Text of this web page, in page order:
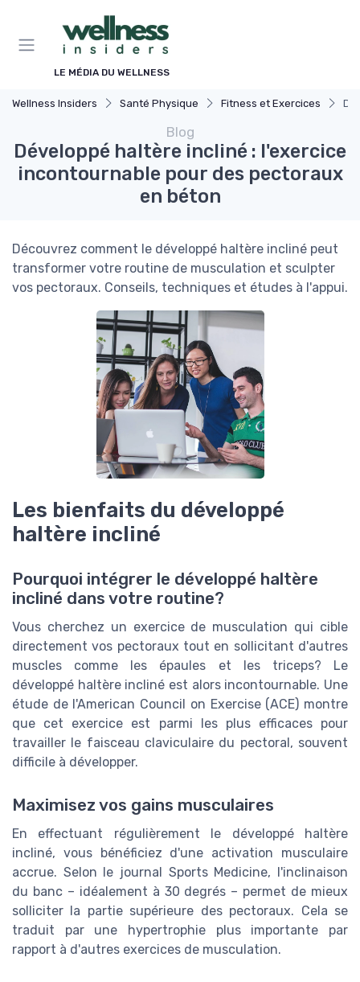
LE MÉDIA DU WELLNESS
Wellness Insiders Santé Physique Fitness et Exercices
Blog
Développé haltère incliné : l'exercice
incontournable pour des pectoraux
en béton
Découvrez comment le développé haltère incliné peut
transformer votre routine de musculation et sculpter
vos pectoraux. Conseils, techniques et études à l'appui.
Les bienfaits du développé
haltère incliné
Pourquoi intégrer le développé haltère
incliné dans votre routine?
Vous cherchez un exercice de musculation qui cible
directement vos pectoraux tout en sollicitant d'autres
muscles comme les épaules et les triceps? Le
développé haltère incliné est alors incontournable. Une
étude de l'American Council on Exercise (ACE) montre
que cet exercice est parmi les plus efficaces pour
travailler le faisceau claviculaire du pectoral, souvent
difficile à développer.
Maximisez vos gains musculaires
En effectuant régulièrement le développé haltère
incliné, vous bénéficiez d'une activation musculaire
accrue. Selon le journal Sports Medicine, l'inclinaison
du banc – idéalement à 30 degrés – permet de mieux
solliciter la partie supérieure des pectoraux. Cela se
traduit par une hypertrophie plus importante par
rapport à d'autres exercices de musculation.